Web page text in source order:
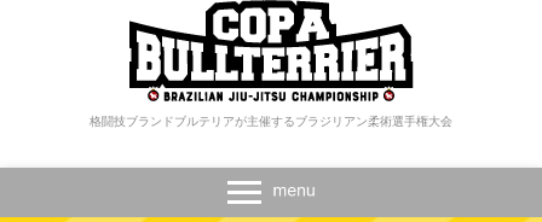
格闘技ブランドブルテリアが主催するブラジリアン柔術選手権大会